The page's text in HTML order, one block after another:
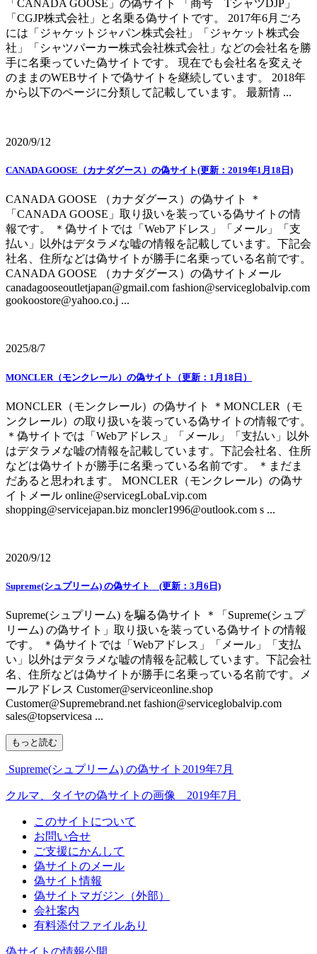
「CANADA GOOSE」の偽サイト 「商号 TシャツDJP」
「CGJP株式会社」と名乗る偽サイトです。 2017年6月ごろ
には「ジャケットジャパン株式会社」「ジャケット株式会
社」「シャツパーカー株式会社株式会社」などの会社名を勝
手に名乗っていた偽サイトです。 現在でも会社名を変えそ
のままのWEBサイトで偽サイトを継続しています。 2018年
から以下のページに分類して記載しています。 最新情 ...
2020/9/12
CANADA GOOSE（カナダグース）の偽サイト(更新：2019年1月18日)
CANADA GOOSE （カナダグース）の偽サイト ＊
「CANADA GOOSE」取り扱いを装っている偽サイトの情
報です。 ＊偽サイトでは「Webアドレス」「メール」「支
払い」以外はデタラメな嘘の情報を記載しています。下記会
社名、住所などは偽サイトが勝手に名乗っている名前です。
CANADA GOOSE （カナダグース）の偽サイトメール
canadagooseoutletjapan@gmail.com fashion@serviceglobalvip.com
gookoostore@yahoo.co.j ...
2025/8/7
MONCLER（モンクレール）の偽サイト（更新：1月18日）
MONCLER（モンクレール）の偽サイト ＊MONCLER（モ
ンクレール）の取り扱いを装っている偽サイトの情報です。
＊偽サイトでは「Webアドレス」「メール」「支払い」以外
はデタラメな嘘の情報を記載しています。下記会社名、住所
などは偽サイトが勝手に名乗っている名前です。 ＊まだま
だあると思われます。 MONCLER（モンクレール）の偽サ
イトメール online@servicegLobaLvip.com
shopping@servicejapan.biz moncler1996@outlook.com s ...
2020/9/12
Supreme(シュプリーム) の偽サイト (更新：3月6日)
Supreme(シュプリーム) を騙る偽サイト ＊「Supreme(シュプ
リーム) の偽サイト」取り扱いを装っている偽サイトの情報
です。 ＊偽サイトでは「Webアドレス」「メール」「支払
い」以外はデタラメな嘘の情報を記載しています。下記会社
名、住所などは偽サイトが勝手に名乗っている名前です。メ
ールアドレス Customer@serviceonline.shop
Customer@Supremebrand.net fashion@serviceglobalvip.com
sales@topservicesa ...
もっと読む
Supreme(シュプリーム) の偽サイト2019年7月
クルマ、タイヤの偽サイトの画像 2019年7月
このサイトについて
お問い合せ
ご支援にかんして
偽サイトのメール
偽サイト情報
偽サイトマガジン（外部）
会社案内
有料添付ファイルあり
偽サイトの情報公開